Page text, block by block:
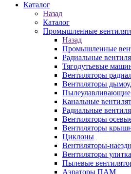
Каталог
Назад
Каталог
Промышленные
Назад
Промышленные
Радиальные
Тягодутьевые
Вентиляторы
Вентиляторы
Пылеулавливающие
Канальные
Радиальные
Вентиляторы
Вентиляторы
Циклоны
Вентиляторы-
Вентиляторы
Пылевые
Аэраторы ПАМ